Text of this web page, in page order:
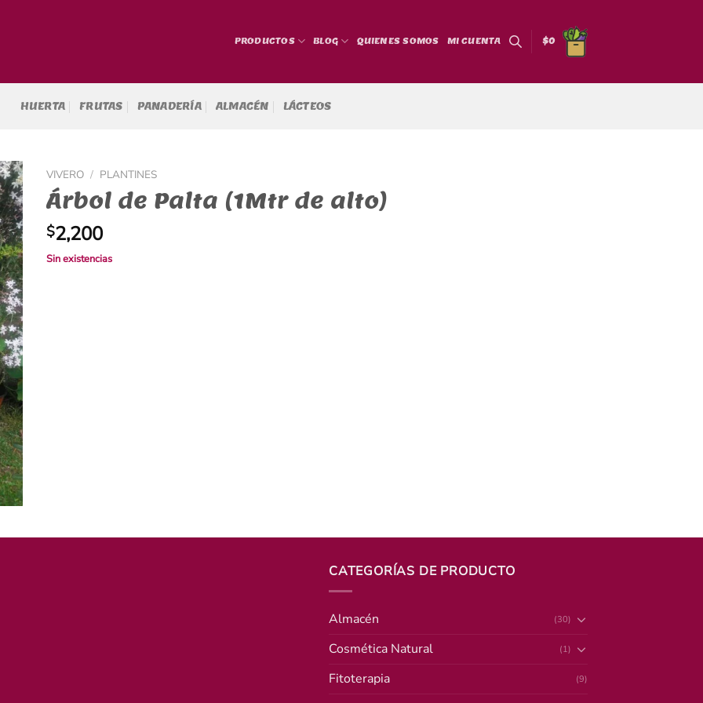
PRODUCTOS BLOG QUIENES SOMOS MI CUENTA $0
HUERTA FRUTAS PANADERÍA ALMACÉN LÁCTEOS
VIVERO / PLANTINES
Árbol de Palta (1Mtr de alto)
$2,200
Sin existencias
CATEGORÍAS DE PRODUCTO
Almacén (30)
Cosmética Natural (1)
Fitoterapia (9)